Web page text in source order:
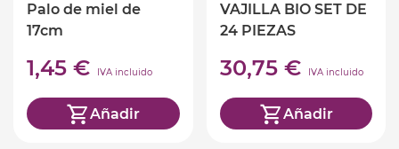
Palo de miel de
17cm
1,45 € IVA incluido
Añadir
VAJILLA BIO SET DE
24 PIEZAS
30,75 € IVA incluido
Añadir